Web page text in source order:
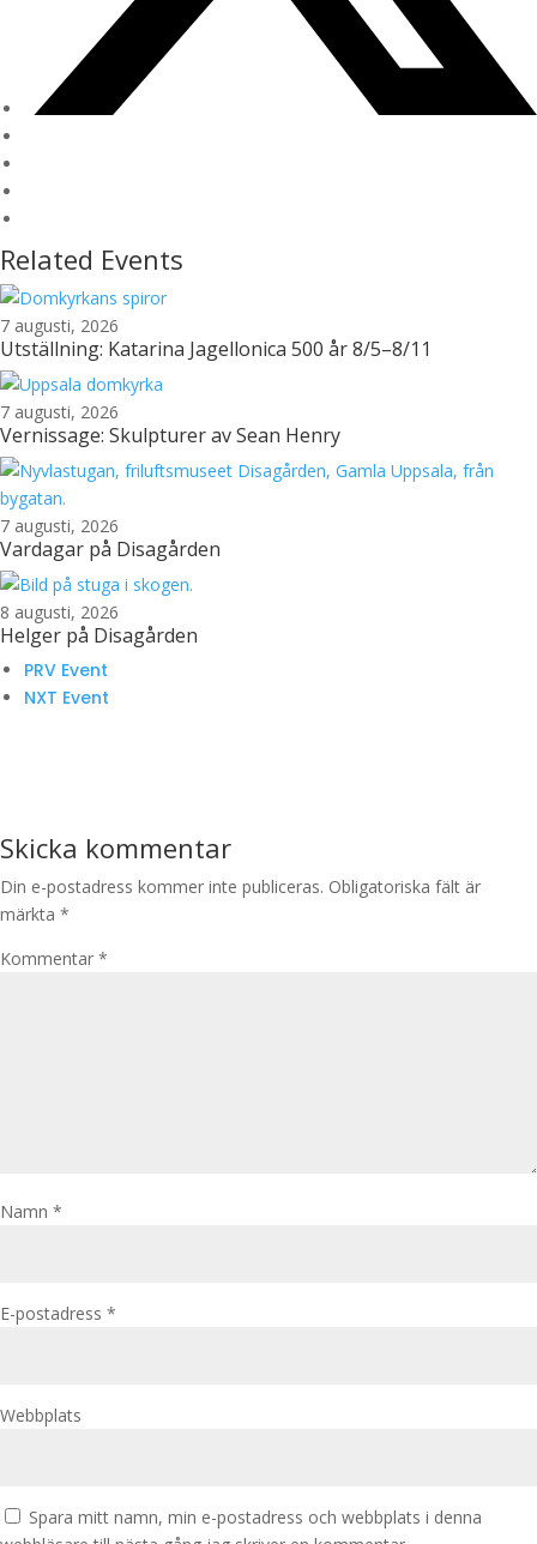
Related Events
7 augusti, 2026
Utställning: Katarina Jagellonica 500 år 8/5–8/11
7 augusti, 2026
Vernissage: Skulpturer av Sean Henry
7 augusti, 2026
Vardagar på Disagården
8 augusti, 2026
Helger på Disagården
PRV Event
NXT Event
Skicka kommentar
Din e-postadress kommer inte publiceras. Obligatoriska fält är
märkta *
Kommentar *
Namn *
E-postadress *
Webbplats
Spara mitt namn, min e-postadress och webbplats i denna